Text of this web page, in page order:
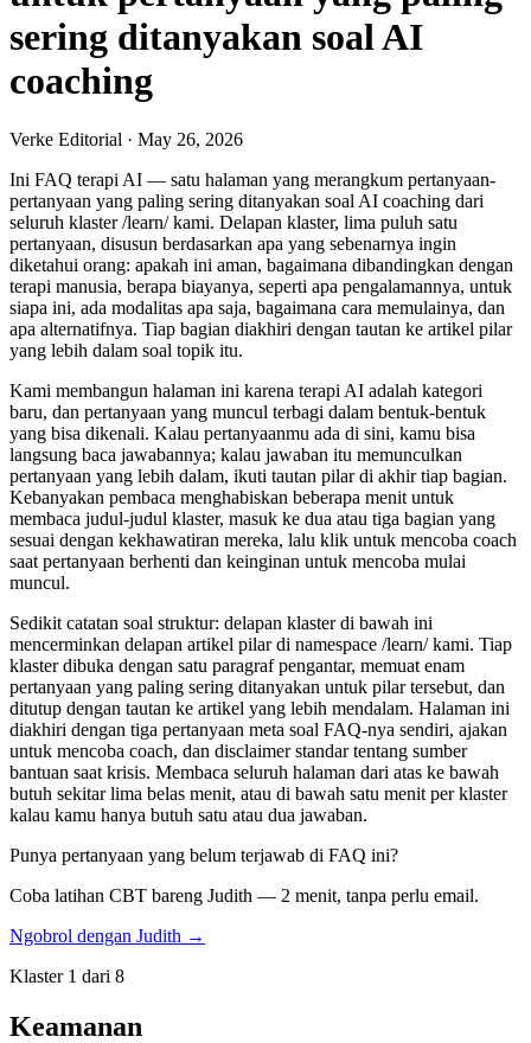
sering ditanyakan soal AI
coaching
Verke Editorial · May 26, 2026
Ini FAQ terapi AI — satu halaman yang merangkum pertanyaan-
pertanyaan yang paling sering ditanyakan soal AI coaching dari
seluruh klaster /learn/ kami. Delapan klaster, lima puluh satu
pertanyaan, disusun berdasarkan apa yang sebenarnya ingin
diketahui orang: apakah ini aman, bagaimana dibandingkan dengan
terapi manusia, berapa biayanya, seperti apa pengalamannya, untuk
siapa ini, ada modalitas apa saja, bagaimana cara memulainya, dan
apa alternatifnya. Tiap bagian diakhiri dengan tautan ke artikel pilar
yang lebih dalam soal topik itu.
Kami membangun halaman ini karena terapi AI adalah kategori
baru, dan pertanyaan yang muncul terbagi dalam bentuk-bentuk
yang bisa dikenali. Kalau pertanyaanmu ada di sini, kamu bisa
langsung baca jawabannya; kalau jawaban itu memunculkan
pertanyaan yang lebih dalam, ikuti tautan pilar di akhir tiap bagian.
Kebanyakan pembaca menghabiskan beberapa menit untuk
membaca judul-judul klaster, masuk ke dua atau tiga bagian yang
sesuai dengan kekhawatiran mereka, lalu klik untuk mencoba coach
saat pertanyaan berhenti dan keinginan untuk mencoba mulai
muncul.
Sedikit catatan soal struktur: delapan klaster di bawah ini
mencerminkan delapan artikel pilar di namespace /learn/ kami. Tiap
klaster dibuka dengan satu paragraf pengantar, memuat enam
pertanyaan yang paling sering ditanyakan untuk pilar tersebut, dan
ditutup dengan tautan ke artikel yang lebih mendalam. Halaman ini
diakhiri dengan tiga pertanyaan meta soal FAQ-nya sendiri, ajakan
untuk mencoba coach, dan disclaimer standar tentang sumber
bantuan saat krisis. Membaca seluruh halaman dari atas ke bawah
butuh sekitar lima belas menit, atau di bawah satu menit per klaster
kalau kamu hanya butuh satu atau dua jawaban.
Punya pertanyaan yang belum terjawab di FAQ ini?
Coba latihan CBT bareng Judith — 2 menit, tanpa perlu email.
Ngobrol dengan Judith →
Klaster 1 dari 8
Keamanan